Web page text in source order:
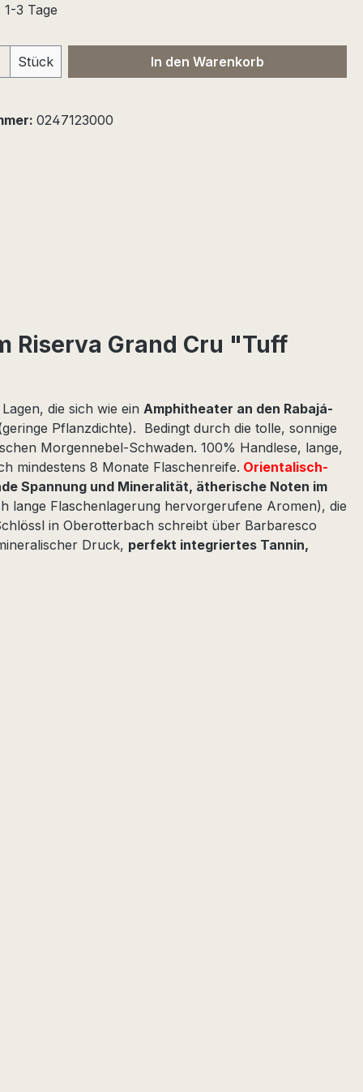
3 Tage
Anzahl: Gib den gewünschten Wert
Stück In den Warenkorb
0247123000
Riserva Grand Cru "Tuff
die sich wie ein Amphitheater an den Rabajá-
Pflanzdichte). Bedingt durch die tolle, sonnige
Morgennebel-Schwaden. 100% Handlese, lange,
mindestens 8 Monate Flaschenreife. Orientalisch-
Spannung und Mineralität, ätherische Noten im
lange Flaschenlagerung hervorgerufene Aromen), die
in Oberotterbach schreibt über Barbaresco
Druck, perfekt integriertes Tannin,